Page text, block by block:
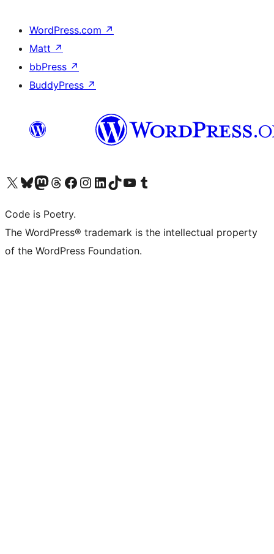
WordPress.com ↗
Matt ↗
bbPress ↗
BuddyPress ↗
Bezoek ons X (voorheen Twitter) account
Bezoek onze Bluesky account
Bezoek ons Mastodon account
Bezoek onze Threads account
Onze Facebookpagina bezoeken
Bezoek onze Instagram account
Bezoek onze LinkedIn account
Bezoek onze TikTok account
Bezoek ons YouTube kanaalBezoek onze Tumblr account
Code is Poetry.
The WordPress® trademark is the intellectual property
of the WordPress Foundation.